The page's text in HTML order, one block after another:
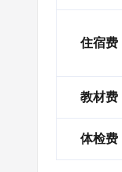
住宿费
教材费
体检费